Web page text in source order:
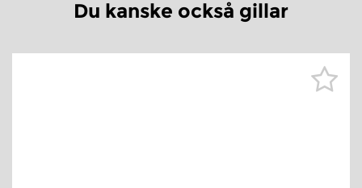
Du kanske också gillar